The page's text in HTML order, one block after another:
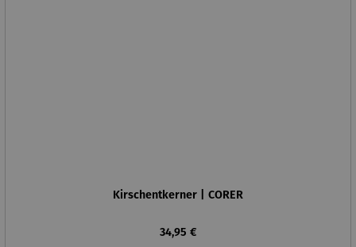
Kirschentkerner | CORER
Regulärer Preis:
34,95 €